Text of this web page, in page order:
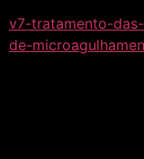
v7-tratamento-
de-